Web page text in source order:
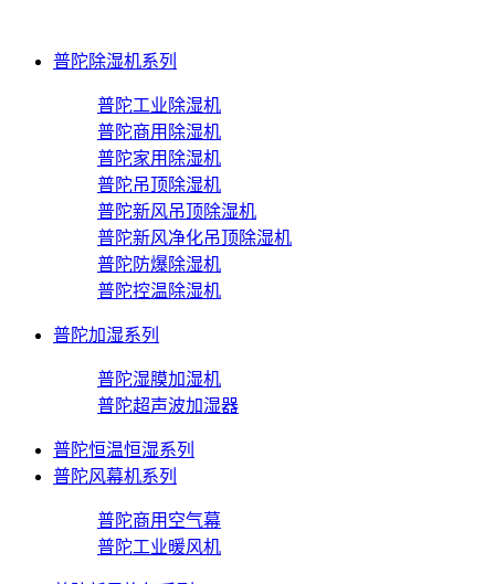
普陀除湿机系列
普陀工业除湿机
普陀商用除湿机
普陀家用除湿机
普陀吊顶除湿机
普陀新风吊顶除湿机
普陀新风净化吊顶除湿机
普陀防爆除湿机
普陀控温除湿机
普陀加湿系列
普陀湿膜加湿机
普陀超声波加湿器
普陀恒温恒湿系列
普陀风幕机系列
普陀商用空气幕
普陀工业暖风机